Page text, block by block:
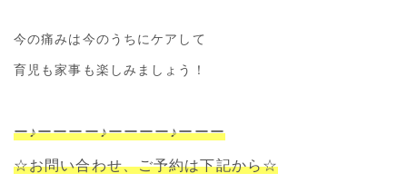
今の痛みは今のうちにケアして
育児も家事も楽しみましょう！
ー♪ーーーー♪ーーーー♪ーーー
☆お問い合わせ、ご予約は下記から☆